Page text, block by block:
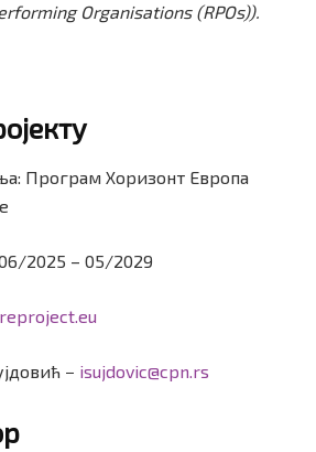
Organisations (RPOs)).
Програм Хоризонт Европа
2025 – 05/2029
− isujdovic@cpn.rs